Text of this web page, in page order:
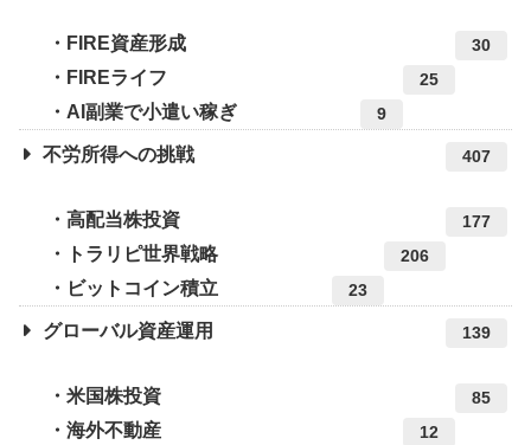
FIRE資産形成 30
FIREライフ 25
AI副業で小遣い稼ぎ 9
不労所得への挑戦 407
高配当株投資 177
トラリピ世界戦略 206
ビットコイン積立 23
グローバル資産運用 139
米国株投資 85
海外不動産 12